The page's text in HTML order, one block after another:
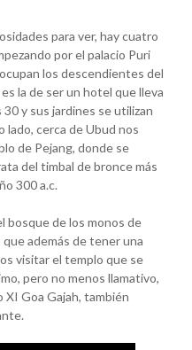
para ver, hay cuatro
por el palacio Puri
los descendientes del
la de ser un hotel que lleva
y sus jardines se utilizan
lado, cerca de Ubud nos
de Pejang, donde se
del timbal de bronce más
300 a.c.
bosque de los monos de
además de tener una
visitar el templo que se
pero no menos llamativo,
Goa Gajah, también